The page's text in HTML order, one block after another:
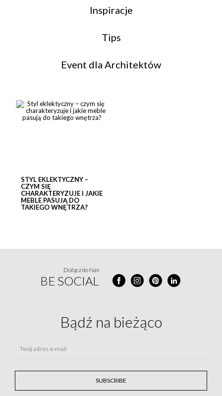
Inspiracje
Tips
Event dla Architektów
STYL EKLEKTYCZNY –
CZYM SIĘ
CHARAKTERYZUJE I JAKIE
MEBLE PASUJĄ DO
TAKIEGO WNĘTRZA?
Dołącz do Nas
BE SOCIAL
Bądź na bieżąco
Twój adres e-mail
SUBSCRIBE